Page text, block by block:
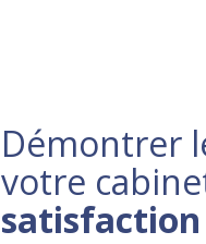
Démontrer
votre
satisfaction